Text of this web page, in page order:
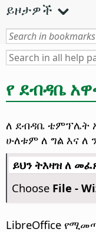
ይዞታዎች
የ ደብዳቤ
ለ ደብዳቤ ቴምፕሌት
ሁለቱም ለ ግል እና
ይህን ትእዛዝ ለ
Choose File -
LibreOffice